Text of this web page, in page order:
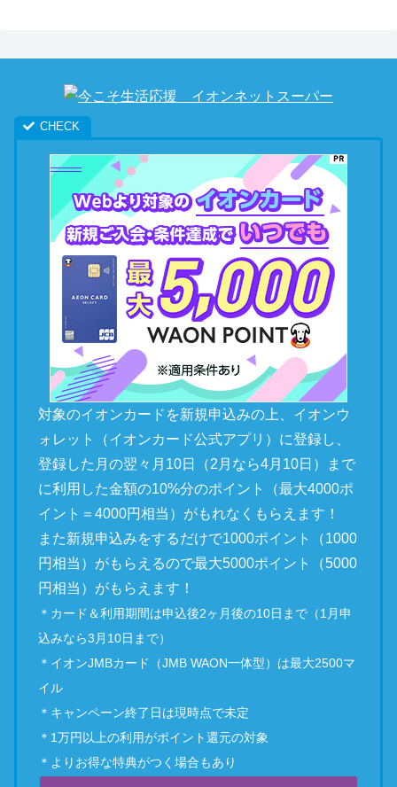
対象のイオンカードを新規申込みの上、イオンウ
ォレット（イオンカード公式アプリ）に登録し、
登録した月の翌々月10日（2月なら4月10日）まで
に利用した金額の10%分のポイント（最大4000ポ
イント＝4000円相当）がもれなくもらえます！
また新規申込みをするだけで1000ポイント（1000
円相当）がもらえるので最大5000ポイント（5000
円相当）がもらえます！
＊カード＆利用期間は申込後2ヶ月後の10日まで（1月申
込みなら3月10日まで）
＊イオンJMBカード（JMB WAON一体型）は最大2500マ
イル
＊キャンペーン終了日は現時点で未定
＊1万円以上の利用がポイント還元の対象
＊よりお得な特典がつく場合もあり